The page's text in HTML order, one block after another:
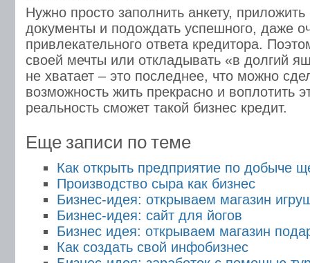
Нужно просто заполнить анкету,
документы и подождать успешного, даже
привлекательного ответа кредитора.
своей мечты или откладывать «в долгий
не хватает – это последнее, что можно
возможность жить прекрасно и воплотить
реальность сможет такой бизнес кредит.
Еще записи по теме
Как открыть предприятие по добыче
Производство сыра как бизнес
Бизнес-идея: открываем магазин
Бизнес-идея: сайт для йогов
Бизнес идея: открываем магазин
Как создать свой инфобизнес